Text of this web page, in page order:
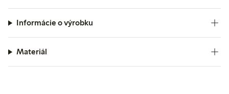
Informácie o výrobku
Materiál